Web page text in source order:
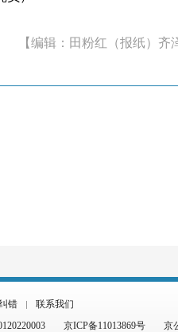
【编辑：田粉红（报纸）齐
错
联系我们
京ICP备11013869号 京